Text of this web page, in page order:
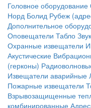
Головное
Норд Болид Рубеж
Дополнительное
Оповещатели Табло
Охранные извещатели
Акустические
(герконы)
Извещатели аварийные
Пожарные извещатели
Взрывозащищенные
комбинированные